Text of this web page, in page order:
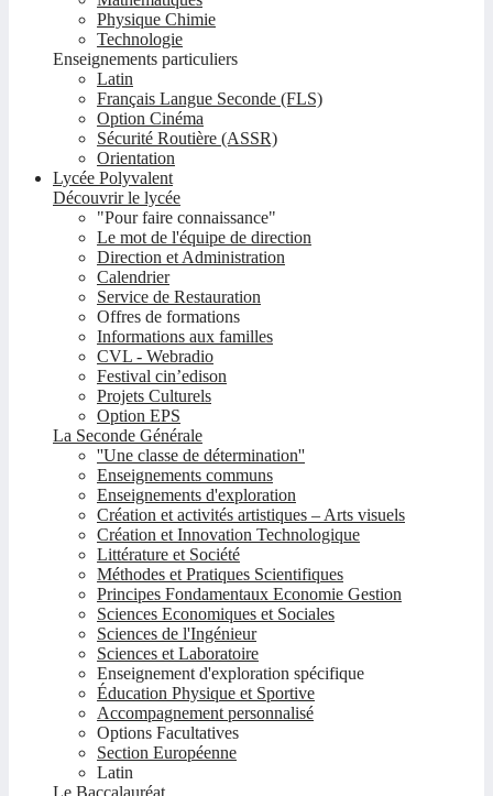
Physique Chimie
Technologie
Enseignements particuliers
Latin
Français Langue Seconde (FLS)
Option Cinéma
Sécurité Routière (ASSR)
Orientation
Lycée Polyvalent
Découvrir le lycée
"Pour faire connaissance"
Le mot de l'équipe de direction
Direction et Administration
Calendrier
Service de Restauration
Offres de formations
Informations aux familles
CVL - Webradio
Festival cin’edison
Projets Culturels
Option EPS
La Seconde Générale
''Une classe de détermination''
Enseignements communs
Enseignements d'exploration
Création et activités artistiques – Arts visuels
Création et Innovation Technologique
Littérature et Société
Méthodes et Pratiques Scientifiques
Principes Fondamentaux Economie Gestion
Sciences Economiques et Sociales
Sciences de l'Ingénieur
Sciences et Laboratoire
Enseignement d'exploration spécifique
Éducation Physique et Sportive
Accompagnement personnalisé
Options Facultatives
Section Européenne
Latin
Le Baccalauréat